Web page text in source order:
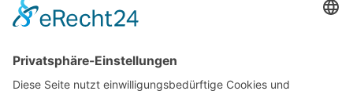
Senkt die Frequenz deines Herzschlags